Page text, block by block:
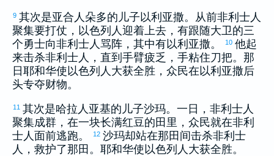
9 其次是亚合 人 朵多的儿子 以利亚撒。从前非利士 人
聚集要打仗， 以色列 人迎着上去，有跟随大卫 的三
个勇士向非利士 人骂阵，其中有以利亚撒。 10 他起
来击杀非利士 人，直到手臂疲乏，手粘住刀把。那
日耶和华使 以色列 人大获全胜，众民在 以利亚撒后
头专夺财物。
11 其次是哈拉 人 亚基的儿子沙玛。一日， 非利士 人
聚集成群，在一块长满红豆的田里，众民就在非利
士 人面前逃跑。 12 沙玛却站在那田间击杀非利士
人，救护了那田。耶和华使 以色列 人大获全胜。